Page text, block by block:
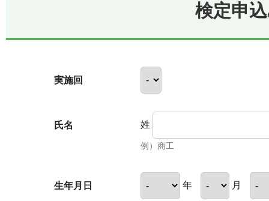
検定申
実施回
氏名 姓
例）商工
生年月日 年 月